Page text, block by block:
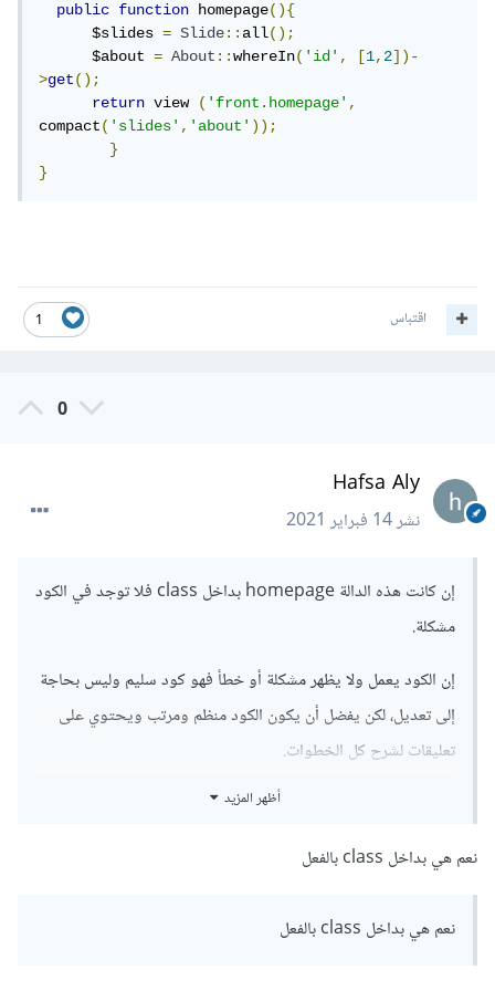
public function homepage(){
      $slides
= Slide::all();
      $about
= About::whereIn('id', [1,2])-
>get();
return view ('front.homepage',
compact('slides','about'));
}
}
1 اقتباس
0
Hafsa Aly
نشر14 فبراير 2021
إن كانت هذه الدالة homepage بداخل class فلا توجد في الكود
مشكلة.
إن الكود يعمل ولا يظهر مشكلة أو خطأ فهو كود سليم وليس بحاجة
إلى تعديل، لكن يفضل أن يكون الكود منظم ومرتب ويحتوي على
تعليقات لشرح كل الخطوات.
مثال لنفس الكود بداخل class:
أظهر المزيد
نعم هي بداخل class بالفعل
نعم هي بداخل class بالفعل